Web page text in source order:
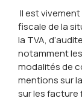
Il est
fiscale de la
la TVA,
notamment
modalités de
mentions sur
sur les facture